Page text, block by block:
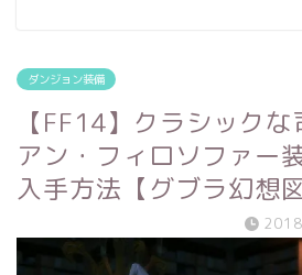
ダンジョン装備
【FF14】クラシック
アン・フィロソファー
入手方法【グブラ幻想